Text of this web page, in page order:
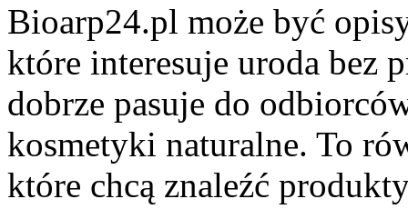
Bioarp24.pl może być
które interesuje uroda bez
dobrze pasuje do
kosmetyki naturalne. To
które chcą znaleźć